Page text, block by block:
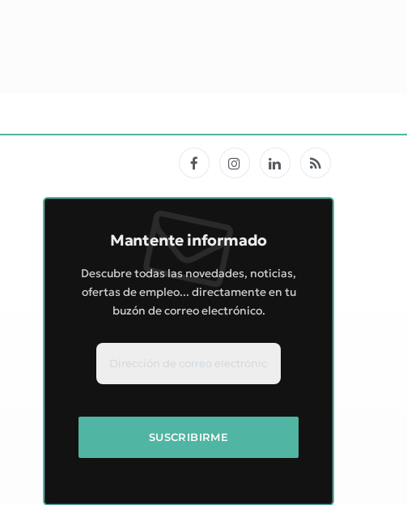
FacebookInstagramLinkedInRSS
Mantente informado
Descubre todas las novedades, noticias,
ofertas de empleo... directamente en tu
buzón de correo electrónico.